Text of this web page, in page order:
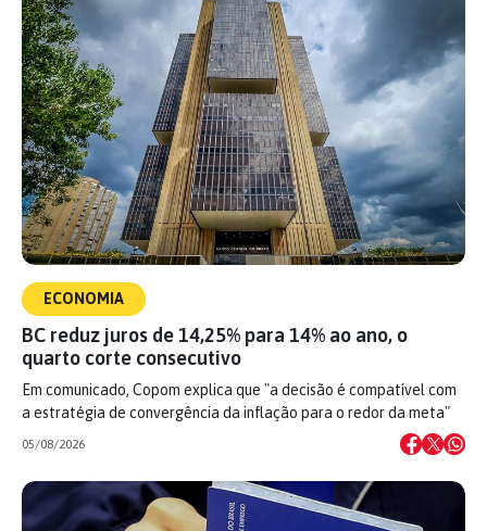
ECONOMIA
BC reduz juros de 14,25% para 14% ao ano, o
quarto corte consecutivo
Em comunicado, Copom explica que "a decisão é compatível com
a estratégia de convergência da inflação para o redor da meta"
05/08/2026